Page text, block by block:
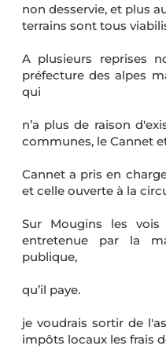
non desservie, et plus
terrains sont tous
A plusieurs reprises
préfecture des alpes
qui
n’a plus de raison
communes, le Cannet
Cannet a pris en
et celle ouverte à la
Sur Mougins les
entretenue par la
publique,
qu’il paye.
je voudrais sortir de
impôts locaux les frais